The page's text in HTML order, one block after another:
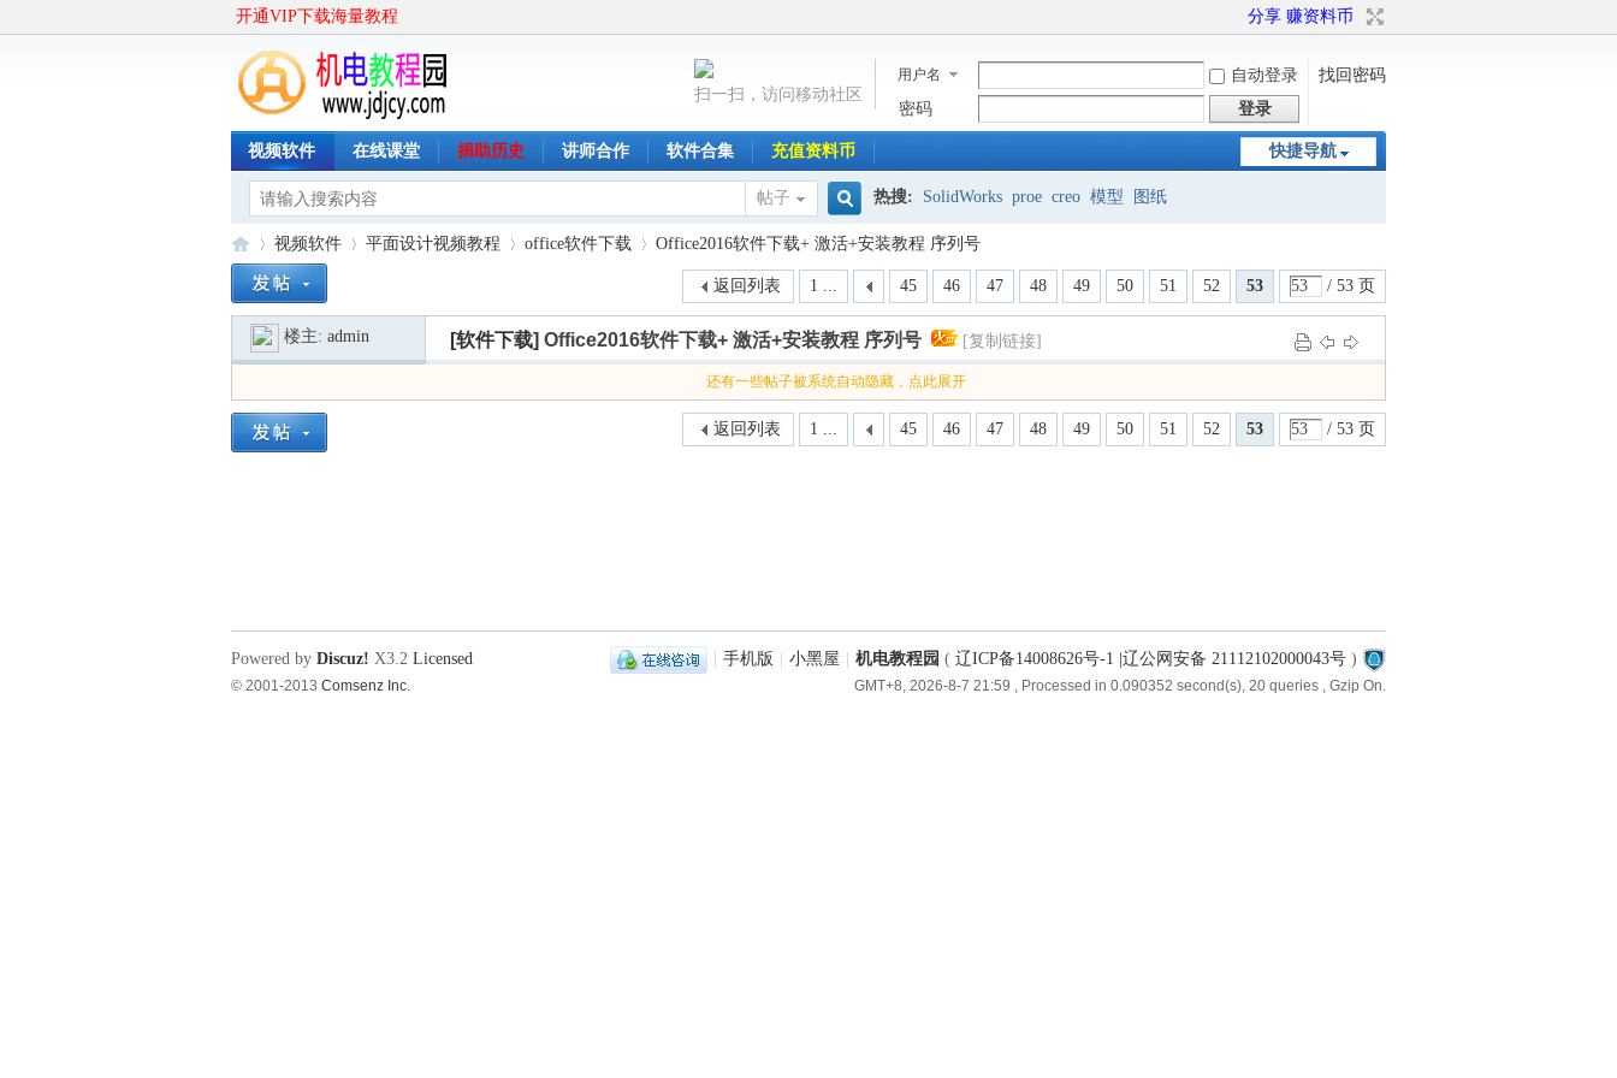
开通VIP下载海量教程 分享 赚资料币
用户名 自动登录
找回密码
密码
登录
扫一扫，访问移动社区
快捷导航
视频软件 在线课堂 捐助历史 讲师合作 软件合集 充值资料币
帖子
搜
索
热搜: SolidWorks proe creo 模型 图纸
»
视频软件
›
平面设计视频教程
›
office软件下载
›
Office2016软件下载+ 激活+安装教程 序列号
1 ... 45 46 47 48 49 50 51 52 53 / 53 页
返回列表
楼主: admin [软件下载] Office2016软件下载+ 激活+安装教程 序列号 [复制链接]
还有一些帖子被系统自动隐藏，点此展开
1 ... 45 46 47 48 49 50 51 52 53 / 53 页
返回列表
手机版 小黑屋 机电教程园 ( 辽ICP备14008626号-1 |辽公网安备 21112102000043号 )
GMT+8, 2026-8-7 21:59 , Processed in 0.090352 second(s), 20 queries , Gzip On.
Powered by Discuz! X3.2 Licensed
© 2001-2013 Comsenz Inc.